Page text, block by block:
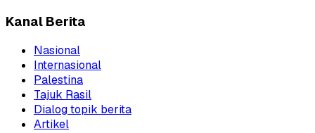
Kanal Berita
Nasional
Internasional
Palestina
Tajuk Rasil
Dialog topik berita
Artikel